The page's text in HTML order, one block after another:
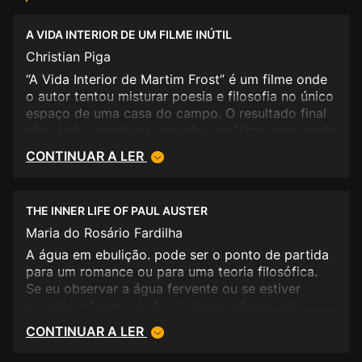
A VIDA INTERIOR DE UM FILME INÚTIL
Christian Piga
“A Vida Interior de Martim Frost” é um filme onde
o autor tentou misturar poesia e filosofia no único
espaço de uma casa do campo. O resultado final
da cena sem coerência. <BR/> Aconselho os
uma marca maior na vossa vida...<BR/>
CONTINUAR A LER
THE INNER LIFE OF PAUL AUSTER
Maria do Rosário Fardilha
A água em ebulição. pode ser o ponto de partida
para um romance ou para uma teoria filosófica.
Se eu observar a água fervente ou se estiver
assume um significado diferente. Água em
ebulição: queima, aquece, escalda, evapora-se,
CONTINUAR A LER